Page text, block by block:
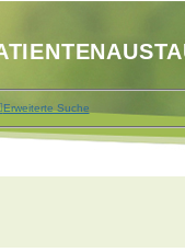
Erweiterte Suche